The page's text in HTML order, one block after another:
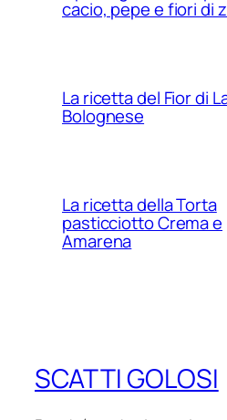
cacio, pepe e fiori di
La ricetta del Fior di
Bolognese
La ricetta della Torta
pasticciotto Crema e
Amarena
SCATTI GOLOSI